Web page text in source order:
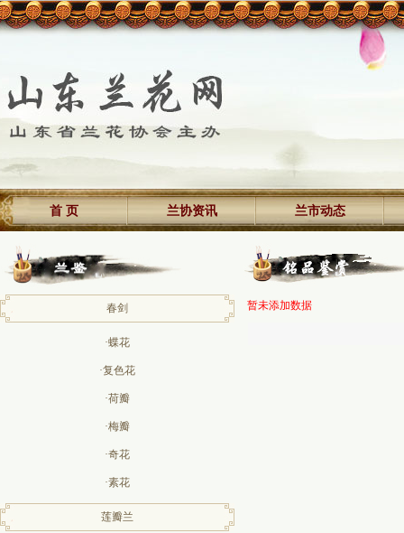
首 页 兰协资讯 兰市动态
春剑
·蝶花
·复色花
·荷瓣
·梅瓣
·奇花
·素花
莲瓣兰
暂未添加数据